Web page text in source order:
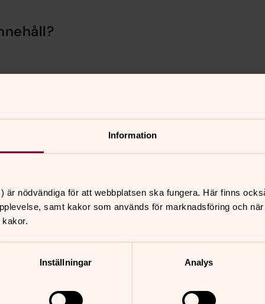
Information
är nödvändiga för att webbplatsen ska fungera. Här finns
samt kakor som används för marknadsföring och
Inställningar Analys
Äppelbo
Hitta snabbt